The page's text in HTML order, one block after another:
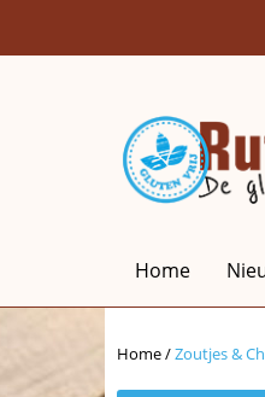
Home
Home/Zoutjes &